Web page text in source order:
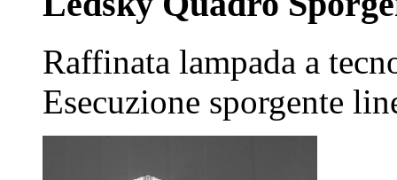
Raffinata lampada a
Esecuzione sporgente